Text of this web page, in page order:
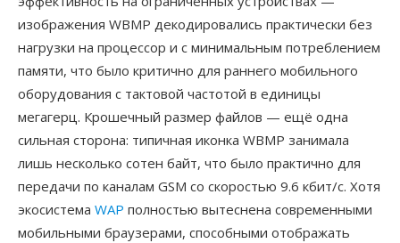
изображения WBMP декодировались практически без
нагрузки на процессор и с минимальным потреблением
памяти, что было критично для раннего мобильного
оборудования с тактовой частотой в единицы
мегагерц. Крошечный размер файлов — ещё одна
сильная сторона: типичная иконка WBMP занимала
лишь несколько сотен байт, что было практично для
передачи по каналам GSM со скоростью 9.6 кбит/с. Хотя
экосистема WAP полностью вытеснена современными
мобильными браузерами, способными отображать